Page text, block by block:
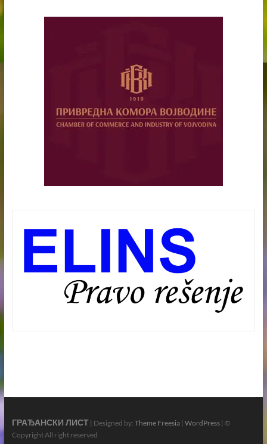
ГРАЂАНСКИ ЛИСТ| Designed by: Theme Freesia| WordPress| ©
Copyright All right reserved